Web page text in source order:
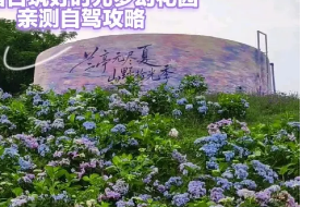
度低，不管是家庭出游还是情
直接上坐标📍：绍兴漓渚古筑